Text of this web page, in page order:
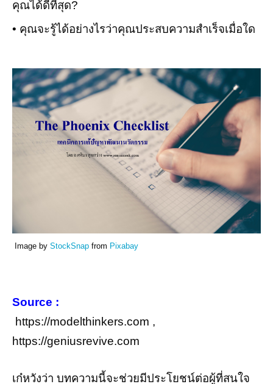
คุณได้ดีที่สุด?
• คุณจะรู้ได้อย่างไรว่าคุณประสบความสำเร็จเมื่อใด
Image by StockSnap from Pixabay
Source :
https://modelthinkers.com ,
https://geniusrevive.com
เก๋หวังว่า บทความนี้จะช่วยมีประโยชน์ต่อผู้ที่สนใจ